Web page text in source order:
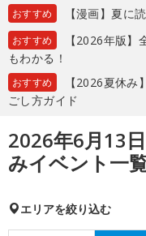
おすすめ 【漫画】夏に
おすすめ
【2026年版
もわかる！
おすすめ
【2026夏休
ごし方ガイド
2026年6月13
みイベント一
エリアを絞り込む